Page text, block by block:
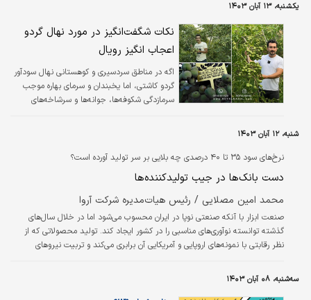
یکشنبه، ۱۳ آبان ۱۴۰۳
نکات شگفت‌انگیز در مورد نهال گردو
اعجاب انگیز رویال
اگه در مناطق سردسیری و کوهستانی نهال سودآور
گردو کاشتی، اما یخبندان و سرمای بهاره موجب
سرمازدگی شکوفه‌ها، جوانه‌ها و سرشاخه‌های
شنبه، ۱۲ آبان ۱۴۰۳
نرخ‌های سود ۳۵ تا ۴۰ درصدی چه بلایی بر سر تولید آورده است؟
دست بانک‌ها در جیب تولیدکننده‌ها
محمد امین مصلایی / رئیس هیات‌مدیره شرکت آروا
صنعت ابزار با آنکه صنعتی نوپا در ایران محسوب می‌شود اما در خلال سال‌های
گذشته توانسته نوآوری‌های مناسبی را در کشور ایجاد کند. تولید محصولاتی که از
نظر رقابتی با نمونه‌های اروپایی و آمریکایی آن برابری می‌کند و تربیت نیروهای
بوده‌ایم. از سوی دیگر شرکت‌های ایرانی تولیدکننده ابزار توانسته‌اند بخش زیادی از
نیاز بازار داخل را تامین کنند و حتی امروز به صادرات نیز بیندیشند، در حالی است
سه‌شنبه، ۰۸ آبان ۱۴۰۳